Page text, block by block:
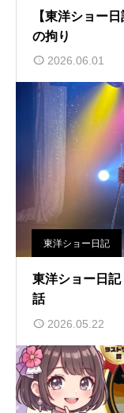
【東洋ショー
の拘り
2026.06.01
東洋ショー日記
東洋ショー日
話
2026.05.22